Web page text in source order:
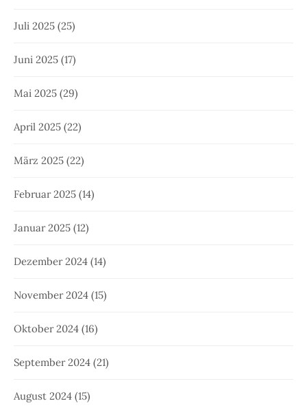
Juli 2025 (25)
Juni 2025 (17)
Mai 2025 (29)
April 2025 (22)
März 2025 (22)
Februar 2025 (14)
Januar 2025 (12)
Dezember 2024 (14)
November 2024 (15)
Oktober 2024 (16)
September 2024 (21)
August 2024 (15)